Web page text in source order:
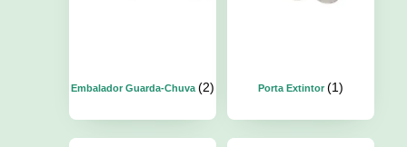
Embalador Guarda-Chuva (2) Porta Extintor (1)